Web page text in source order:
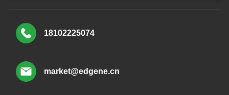
18102225074
market@edgene.cn